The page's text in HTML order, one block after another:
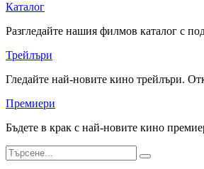
Каталог
Разгледайте нашия филмов каталог с
Трейлъри
Гледайте най-новите кино трейлъри.
Премиери
Бъдете в крак с най-новите кино